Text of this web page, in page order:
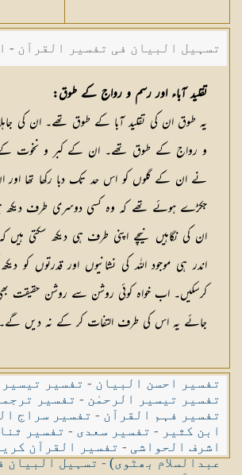
تسہیل البیان فی تفسیر القرآن -
شکیلہ بنت میاں فضل حسین
تقلید آباء اور رسم و رواج کے طوق:
یہ طوق ان کی تقلید آبا کے طوق تھے۔ ان کی
و رواج کے طوق تھے۔ ان کے کبر و نخوت
نے ان کے گلوں کو اس حد تک دبا رکھا تھا
جکڑے ہوئے تھے کہ وہ کسی دوسری طرف دیکھ
ان کی نگاہیں نیچے اپنی طرف ہی دیکھ سکتی ہیں
اندر ہی موجود اللہ کی نشانیوں اور قدرتوں کو
کرسکیں۔ اب خواہ کوئی روشن سے روشن حقیقت
جائے یہ اس کی طرف التفات کر کے نہ دیں گے۔
تفسیر احسن البیان - تفسیر
تفسیر تیسیر الرحمٰن - تفسیر
تفسیر فہم القرآن - تفسیر سراج
ابن کثیر - تفسیر سعدی - تفسیر
اشرف الحواشی - تفسیر القرآن
عبدالسلام بھٹوی)-تسہیل البیان